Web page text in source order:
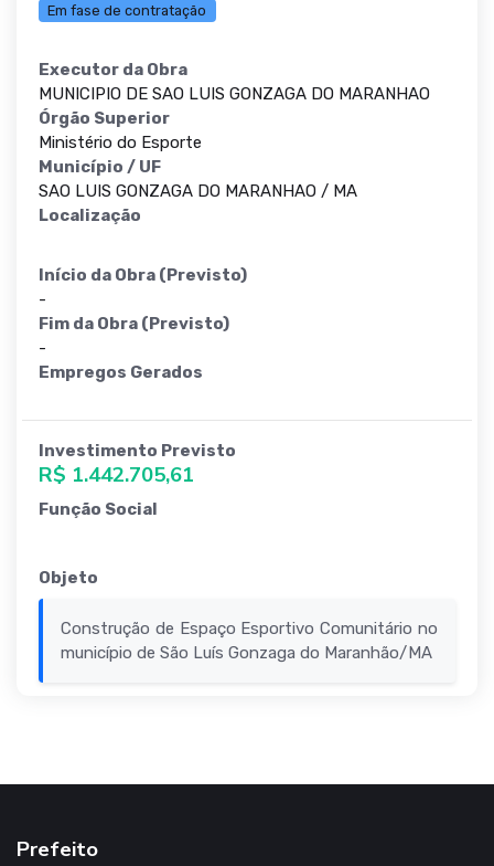
Em fase de contratação
Executor da Obra
MUNICIPIO DE SAO LUIS GONZAGA DO MARANHAO
Órgão Superior
Ministério do Esporte
Município / UF
SAO LUIS GONZAGA DO MARANHAO / MA
Localização
Início da Obra (Previsto)
-
Fim da Obra (Previsto)
-
Empregos Gerados
Investimento Previsto
R$ 1.442.705,61
Função Social
Objeto
Construção de Espaço Esportivo Comunitário no
município de São Luís Gonzaga do Maranhão/MA
Prefeito